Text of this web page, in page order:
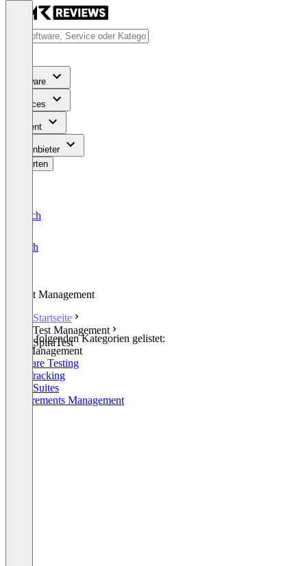
Software
Services
Content
Für Anbieter
Bewerten
Deutsch
English
Test Management
Startseite
Test Management
SpiraTest
In den folgenden Kategorien gelistet:
Test Management
Software Testing
Bug Tracking
ALM Suites
Requirements Management